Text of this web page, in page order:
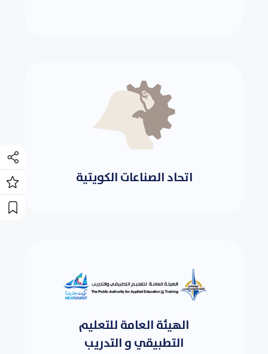
اتحاد الصناعات الكويتية
الهيئة العامة للتعليم
التطبيقي و التدريب